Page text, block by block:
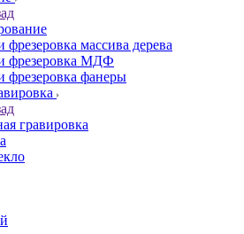
фрезеровка массива дерева
фрезеровка МДФ
фрезеровка фанеры
гравировка